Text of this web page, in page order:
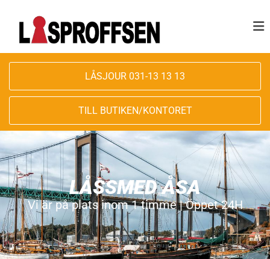
LÅSJOUR 031-13 13 13
TILL BUTIKEN/KONTORET
LÅSSMED ÅSA
Vi är på plats inom 1 timme | Öppet 24H